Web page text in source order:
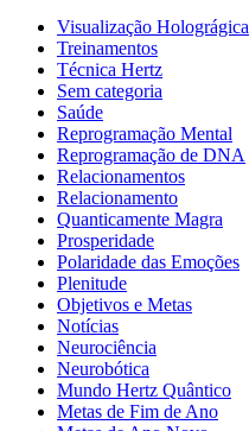
Visualização Holográgica
Treinamentos
Técnica Hertz
Sem categoria
Saúde
Reprogramação Mental
Reprogramação de DNA
Relacionamentos
Relacionamento
Quanticamente Magra
Prosperidade
Polaridade das Emoções
Plenitude
Objetivos e Metas
Notícias
Neurociência
Neurobótica
Mundo Hertz Quântico
Metas de Fim de Ano